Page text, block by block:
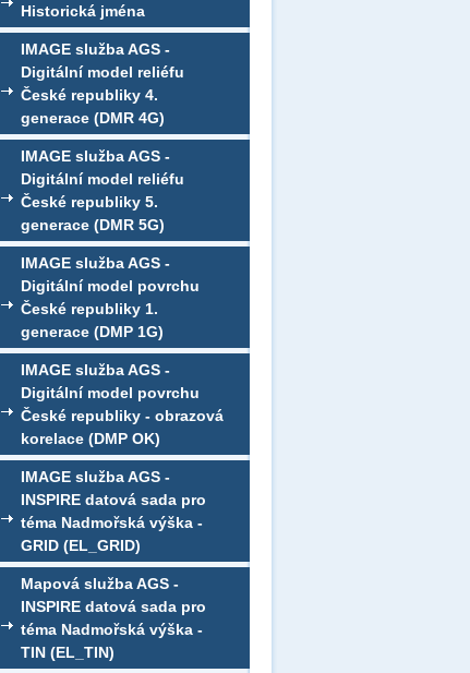
Historická jména
IMAGE služba AGS -
Digitální model reliéfu
České republiky 4.
generace (DMR 4G)
IMAGE služba AGS -
Digitální model reliéfu
České republiky 5.
generace (DMR 5G)
IMAGE služba AGS -
Digitální model povrchu
České republiky 1.
generace (DMP 1G)
IMAGE služba AGS -
Digitální model povrchu
České republiky - obrazová
korelace (DMP OK)
IMAGE služba AGS -
INSPIRE datová sada pro
téma Nadmořská výška -
GRID (EL_GRID)
Mapová služba AGS -
INSPIRE datová sada pro
téma Nadmořská výška -
TIN (EL_TIN)